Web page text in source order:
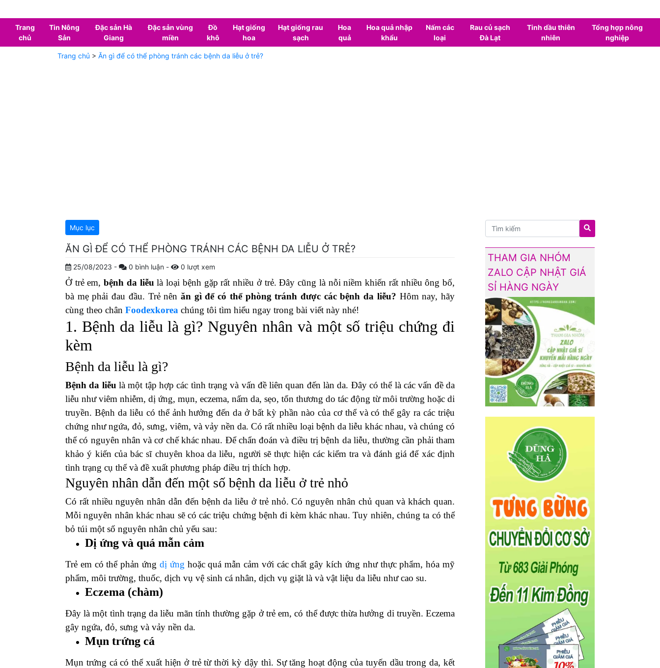
Trang
chủ
Tin Nông
Sản
Đặc sản Hà
Giang
Đặc sản vùng
miền
Đồ
khô
Hạt giống
hoa
Hạt giống rau
sạch
Hoa
quả
Hoa quả nhập
khẩu
Nấm các
loại
Rau củ sạch
Đà Lạt
Tinh dầu thiên
nhiên
Tổng hợp nông
nghiệp
Trang chủ > Ăn gì để có thể phòng tránh các bệnh da liễu ở trẻ?
Mục lục
ĂN GÌ ĐỂ CÓ THỂ PHÒNG TRÁNH CÁC BỆNH DA LIỄU Ở TRẺ?
25/08/2023 - 0 bình luận - 0 lượt xem
Ở trẻ em,bệnh da liễu là loại bệnh gặp rất nhiều ở trẻ. Đây cũng là nỗi niềm khiến rất nhiều ông bố,
bà mẹ phải đau đầu. Trẻ nên ăn gì để có thể phòng tránh được các bệnh da liễu? Hôm nay, hãy
cùng theo chân Foodexkorea chúng tôi tìm hiểu ngay trong bài viết này nhé!
1. Bệnh da liễu là gì? Nguyên nhân và một số triệu chứng đi
kèm
Bệnh da liễu là gì?
Bệnh da liễu là một tập hợp các tình trạng và vấn đề liên quan đến làn da. Đây có thể là các vấn đề da
liễu như viêm nhiễm, dị ứng, mụn, eczema, nấm da, sẹo, tổn thương do tác động từ môi trường hoặc di
truyền. Bệnh da liễu có thể ảnh hưởng đến da ở bất kỳ phần nào của cơ thể và có thể gây ra các triệu
chứng như ngứa, đỏ, sưng, viêm, và vảy nền da. Có rất nhiều loại bệnh da liễu khác nhau, và chúng có
thể có nguyên nhân và cơ chế khác nhau. Để chẩn đoán và điều trị bệnh da liễu, thường cần phải tham
khảo ý kiến của bác sĩ chuyên khoa da liễu, người sẽ thực hiện các kiểm tra và đánh giá để xác định
tình trạng cụ thể và đề xuất phương pháp điều trị thích hợp.
Nguyên nhân dẫn đến một số bệnh da liễu ở trẻ nhỏ
Có rất nhiều nguyên nhân dẫn đến bệnh da liễu ở trẻ nhỏ. Có nguyên nhân chủ quan và khách quan.
Mỗi nguyên nhân khác nhau sẽ có các triệu chứng bệnh đi kèm khác nhau. Tuy nhiên, chúng ta có thể
bỏ túi một số nguyên nhân chủ yếu sau:
Dị ứng và quá mẫn cảm
Trẻ em có thể phản ứng dị ứng hoặc quá mẫn cảm với các chất gây kích ứng như thực phẩm, hóa mỹ
phẩm, môi trường, thuốc, dịch vụ vệ sinh cá nhân, dịch vụ giặt là và vật liệu da liễu như cao su.
Eczema (chàm)
Đây là một tình trạng da liễu mãn tính thường gặp ở trẻ em, có thể được thừa hưởng di truyền. Eczema
gây ngứa, đỏ, sưng và vảy nền da.
Mụn trứng cá
Mụn trứng cá có thể xuất hiện ở trẻ từ thời kỳ dậy thì. Sự tăng hoạt động của tuyến dầu trong da, kết
THAM GIA NHÓM
ZALO CẬP NHẬT GIÁ
SỈ HÀNG NGÀY